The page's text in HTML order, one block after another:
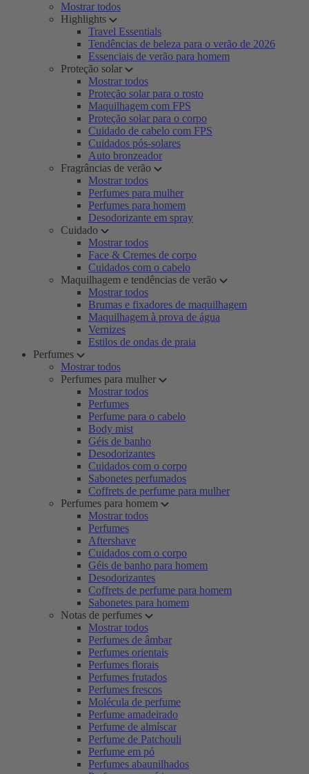
Mostrar todos
Highlights
Travel Essentials
Tendências de beleza para o verão de 2026
Essenciais de verão para homem
Proteção solar
Mostrar todos
Proteção solar para o rosto
Maquilhagem com FPS
Proteção solar para o corpo
Cuidado de cabelo com FPS
Cuidados pós-solares
Auto bronzeador
Fragrâncias de verão
Mostrar todos
Perfumes para mulher
Perfumes para homem
Desodorizante em spray
Cuidado
Mostrar todos
Face & Cremes de corpo
Cuidados com o cabelo
Maquilhagem e tendências de verão
Mostrar todos
Brumas e fixadores de maquilhagem
Maquilhagem à prova de água
Vernizes
Estilos de ondas de praia
Perfumes
Mostrar todos
Perfumes para mulher
Mostrar todos
Perfumes
Perfume para o cabelo
Body mist
Géis de banho
Desodorizantes
Cuidados com o corpo
Sabonetes perfumados
Coffrets de perfume para mulher
Perfumes para homem
Mostrar todos
Perfumes
Aftershave
Cuidados com o corpo
Géis de banho para homem
Desodorizantes
Coffrets de perfume para homem
Sabonetes para homem
Notas de perfumes
Mostrar todos
Perfumes de âmbar
Perfumes orientais
Perfumes florais
Perfumes frutados
Perfumes frescos
Molécula de perfume
Perfume amadeirado
Perfume de almíscar
Perfume de Patchouli
Perfume em pó
Perfumes abaunilhados